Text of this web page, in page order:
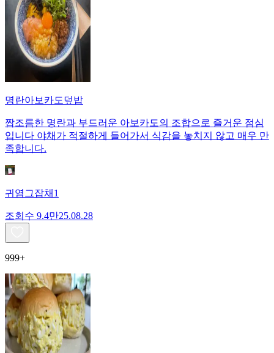
명란아보카도덮밥
짭조름한 명란과 부드러운 아보카도의 조합으로 즐거운 점심
입니다 야채가 적절하게 들어가서 식감을 놓치지 않고 매우 만
족합니다.
귀염그잡채1
조회수 9.4만25.08.28
999+